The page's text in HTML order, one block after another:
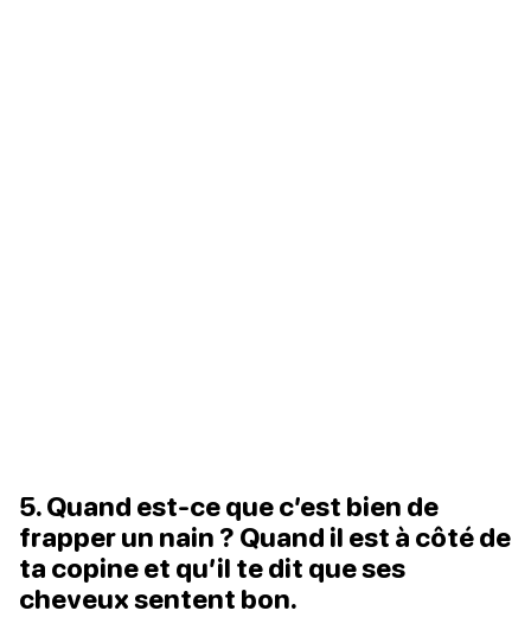
5. Quand est-ce que c’est bien de
frapper un nain ? Quand il est à côté de
ta copine et qu’il te dit que ses
cheveux sentent bon.